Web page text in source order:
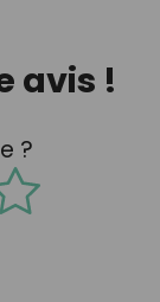
avis !
?